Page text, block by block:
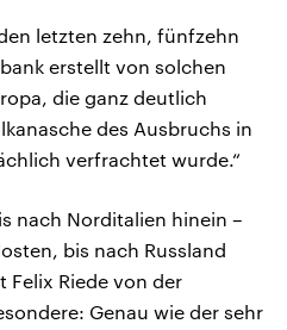
letzten zehn, fünfzehn
erstellt von solchen
die ganz deutlich
des Ausbruchs in
verfrachtet wurde.“
nach Norditalien hinein –
bis nach Russland
Felix Riede von der
Genau wie der sehr